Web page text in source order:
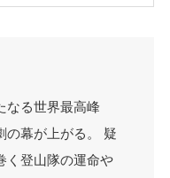
なる世界最高峰
の幕が上がる。 疑
く登山隊の運命や